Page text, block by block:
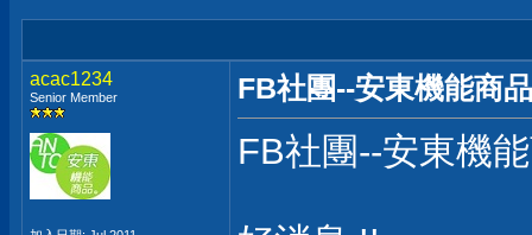
acac1234
Senior Member FB社團--安東機能商
FB社團--安東機